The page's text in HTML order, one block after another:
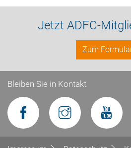
Jetzt ADFC-
Zum
Bleiben Sie in Kontakt